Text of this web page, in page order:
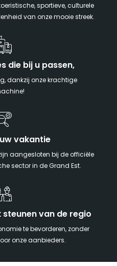
sportieve, culturele
van onze mooie streek.
die bij u passen,
dankzij onze krachtige
vakantie
aangesloten bij de officiële
sector in de Grand Est.
van de regio
te bevorderen, zonder
onze aanbieders.